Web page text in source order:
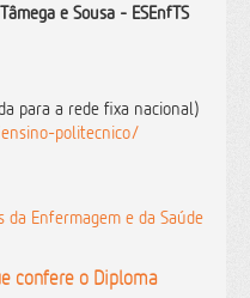
e Sousa - ESEnfTS
para a rede fixa nacional)
politecnico/
da Enfermagem e da Saúde
confere o Diploma